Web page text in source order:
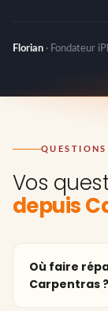
Florian · Fondateur
Vos
depuis
Où faire
Carpentras ?